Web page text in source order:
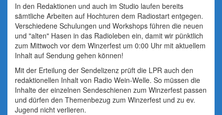
In den Redaktionen und auch im Studio laufen bereits
sämtliche Arbeiten auf Hochturen dem Radiostart entgegen.
Verschiedene Schulungen und Workshops führen die neuen
und "alten" Hasen in das Radioleben ein, damit wir pünktlich
zum Mittwoch vor dem Winzerfest um 0:00 Uhr mit aktuellem
Inhalt auf Sendung gehen können!
Mit der Erteilung der Sendelizenz prüft die LPR auch den
redaktionellen Inhalt von Radio Wein-Welle. So müssen die
Inhalte der einzelnen Sendeschienen zum Winzerfest passen
und dürfen den Themenbezug zum Winzerfest und zu ev.
Jugend nicht verlieren.